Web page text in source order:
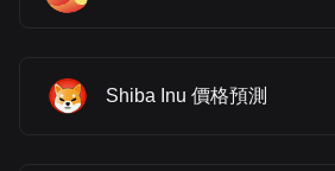
Shiba Inu 價格預測